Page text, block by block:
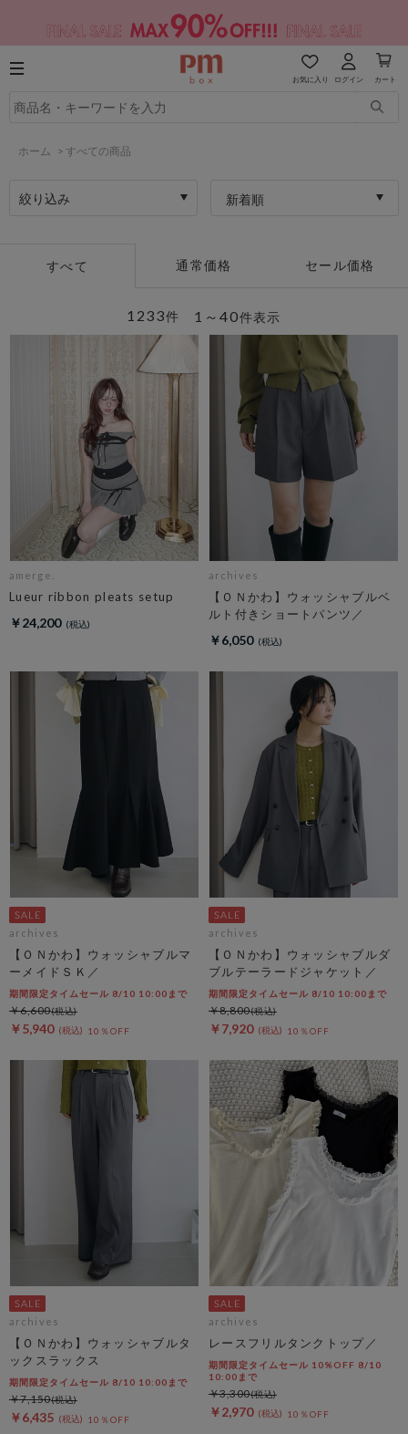
お気に入り ログイン カート
ホーム > すべての商品
絞り込み 新着順
すべて 通常価格 セール価格
1～40件表示
1233件
amerge.
Lueur ribbon pleats setup
￥24,200
archives
【ＯＮかわ】ウォッシャブルベ
ルト付きショートパンツ／
￥6,050
archives
【ＯＮかわ】ウォッシャブルマ
ーメイドＳＫ／
期間限定タイムセール 8/10 10:00まで
￥5,940 10％OFF
￥6,600
archives
【ＯＮかわ】ウォッシャブルダ
ブルテーラードジャケット／
期間限定タイムセール 8/10 10:00まで
￥7,920 10％OFF
￥8,800
archives
【ＯＮかわ】ウォッシャブルタ
ックスラックス
期間限定タイムセール 8/10 10:00まで
￥6,435 10％OFF
￥7,150
archives
レースフリルタンクトップ／
期間限定タイムセール 10%OFF 8/10
10:00まで
￥2,970 10％OFF
￥3,300